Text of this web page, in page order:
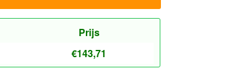
Prijs
€143,71